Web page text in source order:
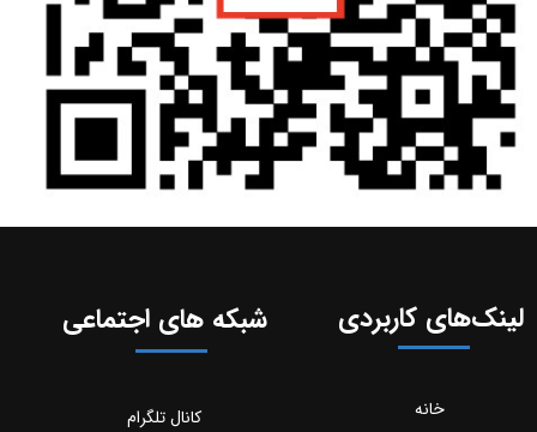
لینک‌های کاربردی
خانه
شبکه های اجتماعی
کانال تلگرام